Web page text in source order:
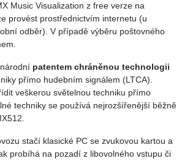
Music Visualization z free verze na
provést prostřednictvím internetu (u
odběr). V případě výběru poštovného
patentem chráněnou technologii
přímo hudebním signálem (LTCA).
veškerou světelnou techniku přímo
techniky se používá nejrozšířenější běžně
stačí klasické PC se zvukovou kartou a
probíhá na pozadí z libovolného vstupu či